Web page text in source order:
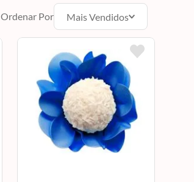
Ordenar Por Mais Vendidos